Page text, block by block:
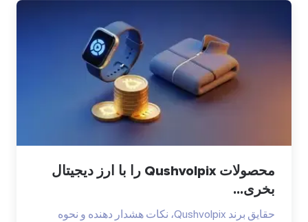
محصولات Qushvolpix را با ارز دیجیتال
بخری...
حقایق برند Qushvolpix، نکات هشدار دهنده و نحوه